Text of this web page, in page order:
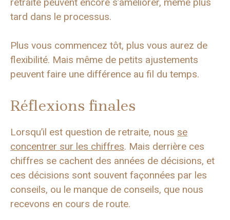
tard dans le processus.
Plus vous commencez tôt, plus vous aurez de
flexibilité. Mais même de petits ajustements
peuvent faire une différence au fil du temps.
Réflexions finales
Lorsqu’il est question de retraite, nous se
concentrer sur les chiffres. Mais derrière ces
chiffres se cachent des années de décisions, et
ces décisions sont souvent façonnées par les
conseils, ou le manque de conseils, que nous
recevons en cours de route.